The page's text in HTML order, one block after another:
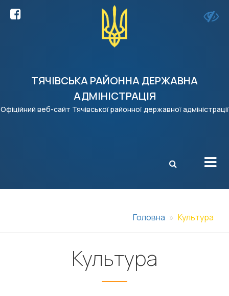
ТЯЧІВСЬКА РАЙОННА ДЕРЖАВНА
АДМІНІСТРАЦІЯ
Офіційний веб-сайт Тячівської районної державної адміністрації
X
Головна Культура
Культура